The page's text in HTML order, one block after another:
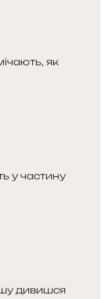
як
у частину
дивишся